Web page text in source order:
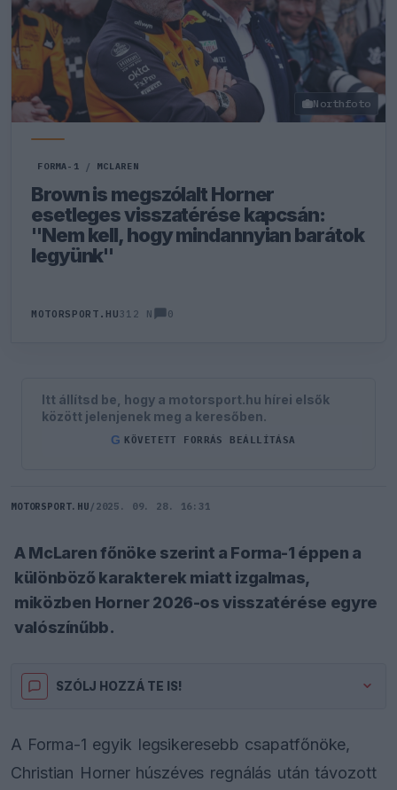
Northfoto
FORMA-1 / MCLAREN
Brown is megszólalt Horner
esetleges visszatérése kapcsán:
"Nem kell, hogy mindannyian barátok
legyünk"
MOTORSPORT.HU312 N 0
Itt állítsd be, hogy a motorsport.hu hírei elsők
között jelenjenek meg a keresőben.
G KÖVETETT FORRÁS BEÁLLÍTÁSA
MOTORSPORT.HU / 2025. 09. 28. 16:31
A McLaren főnöke szerint a Forma-1 éppen a
különböző karakterek miatt izgalmas,
miközben Horner 2026-os visszatérése egyre
valószínűbb.
SZÓLJ HOZZÁ TE IS!
A Forma-1 egyik legsikeresebb csapatfőnöke,
Christian Horner húszéves regnálás után távozott